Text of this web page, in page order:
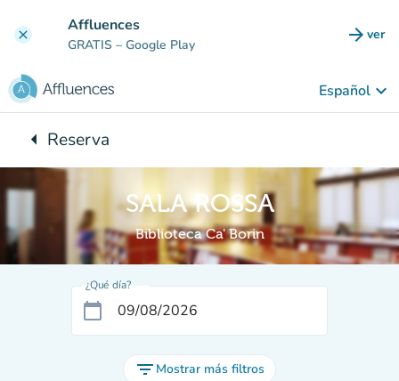
clear Affluences
GRATIS – Google Play arrow_forward ver
Español keyboard_arrow_down
arrow_leftVuelta:
Reserva
SALA ROSSA
Biblioteca Ca' Borin
¿Qué día?
calendar_today
filter_list Mostrar más filtros